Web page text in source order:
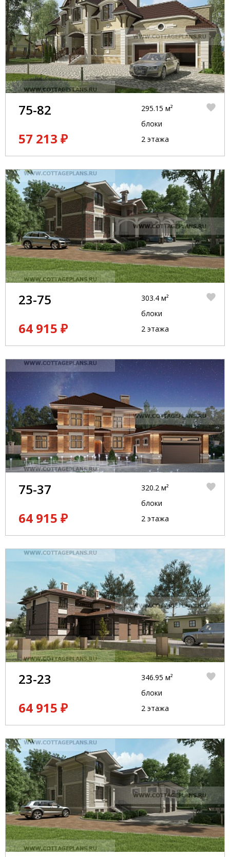
75-82
57 213 ₽
295.15 м²
блоки
2 этажа
23-75
64 915 ₽
303.4 м²
блоки
2 этажа
75-37
64 915 ₽
320.2 м²
блоки
2 этажа
23-23
64 915 ₽
346.95 м²
блоки
2 этажа